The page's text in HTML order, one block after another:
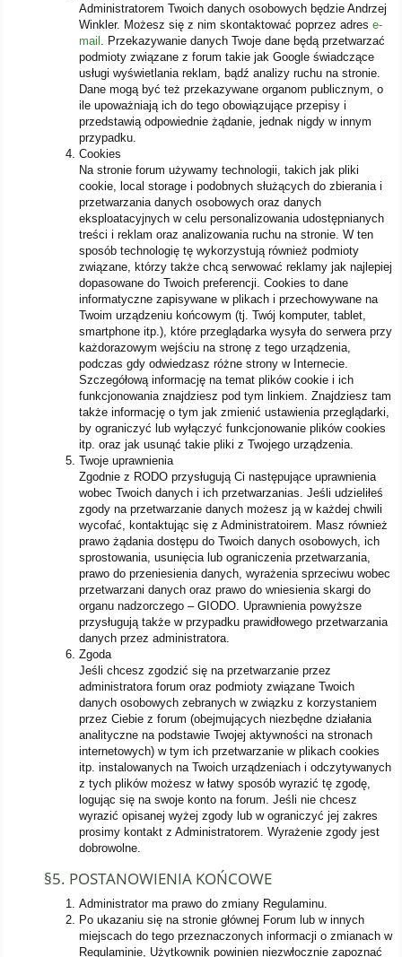
Administratorem Twoich danych osobowych będzie Andrzej
Winkler. Możesz się z nim skontaktować poprzez adres e-
mail . Przekazywanie danych Twoje dane będą przetwarzać
podmioty związane z forum takie jak Google świadczące
usługi wyświetlania reklam, bądź analizy ruchu na stronie.
Dane mogą być też przekazywane organom publicznym, o
ile upoważniają ich do tego obowiązujące przepisy i
przedstawią odpowiednie żądanie, jednak nigdy w innym
przypadku.
Cookies
Na stronie forum używamy technologii, takich jak pliki
cookie, local storage i podobnych służących do zbierania i
przetwarzania danych osobowych oraz danych
eksploatacyjnych w celu personalizowania udostępnianych
treści i reklam oraz analizowania ruchu na stronie. W ten
sposób technologię tę wykorzystują również podmioty
związane, którzy także chcą serwować reklamy jak najlepiej
dopasowane do Twoich preferencji. Cookies to dane
informatyczne zapisywane w plikach i przechowywane na
Twoim urządzeniu końcowym (tj. Twój komputer, tablet,
smartphone itp.), które przeglądarka wysyła do serwera przy
każdorazowym wejściu na stronę z tego urządzenia,
podczas gdy odwiedzasz różne strony w Internecie.
Szczegółową informację na temat plików cookie i ich
funkcjonowania znajdziesz pod tym linkiem. Znajdziesz tam
także informację o tym jak zmienić ustawienia przeglądarki,
by ograniczyć lub wyłączyć funkcjonowanie plików cookies
itp. oraz jak usunąć takie pliki z Twojego urządzenia.
Twoje uprawnienia
Zgodnie z RODO przysługują Ci następujące uprawnienia
wobec Twoich danych i ich przetwarzanias. Jeśli udzieliłeś
zgody na przetwarzanie danych możesz ją w każdej chwili
wycofać, kontaktując się z Administratoirem. Masz również
prawo żądania dostępu do Twoich danych osobowych, ich
sprostowania, usunięcia lub ograniczenia przetwarzania,
prawo do przeniesienia danych, wyrażenia sprzeciwu wobec
przetwarzani danych oraz prawo do wniesienia skargi do
organu nadzorczego – GIODO. Uprawnienia powyższe
przysługują także w przypadku prawidłowego przetwarzania
danych przez administratora.
Zgoda
Jeśli chcesz zgodzić się na przetwarzanie przez
administratora forum oraz podmioty związane Twoich
danych osobowych zebranych w związku z korzystaniem
przez Ciebie z forum (obejmujących niezbędne działania
analityczne na podstawie Twojej aktywności na stronach
internetowych) w tym ich przetwarzanie w plikach cookies
itp. instalowanych na Twoich urządzeniach i odczytywanych
z tych plików możesz w łatwy sposób wyrazić tę zgodę,
logując się na swoje konto na forum. Jeśli nie chcesz
wyrazić opisanej wyżej zgody lub w ograniczyć jej zakres
prosimy kontakt z Administratorem. Wyrażenie zgody jest
dobrowolne.
§5. POSTANOWIENIA KOŃCOWE
Administrator ma prawo do zmiany Regulaminu.
Po ukazaniu się na stronie głównej Forum lub w innych
miejscach do tego przeznaczonych informacji o zmianach w
Regulaminie, Użytkownik powinien niezwłocznie zapoznać